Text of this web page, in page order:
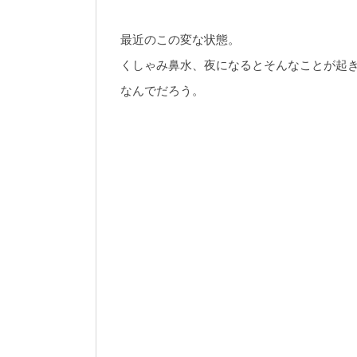
最近のこの変な状態。
くしゃみ鼻水、夜になるとそんなことが起
なんでだろう。